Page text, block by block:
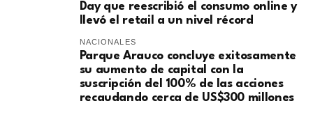
Day que reescribió el consumo online y
llevó el retail a un nivel récord
NACIONALES
Parque Arauco concluye exitosamente
su aumento de capital con la
suscripción del 100% de las acciones
recaudando cerca de US$300 millones